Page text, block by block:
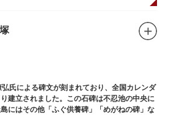
氏による碑文が刻まれており、全国カレンダ
建立されました。この石碑は不忍池の中央に
にはその他「ふぐ供養碑」「めがねの碑」な